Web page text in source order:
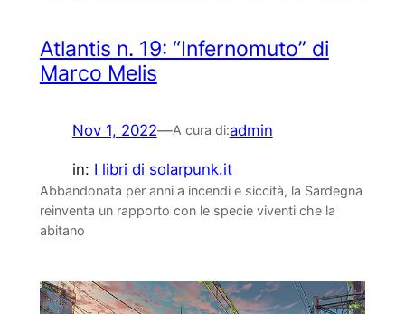
Atlantis n. 19: “Infernomuto” di
Marco Melis
Nov 1, 2022—A cura di:admin
in: I libri di solarpunk.it
Abbandonata per anni a incendi e siccità, la Sardegna
reinventa un rapporto con le specie viventi che la
abitano